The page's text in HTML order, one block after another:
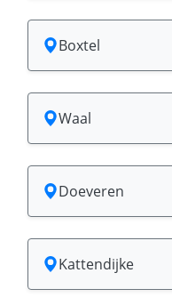
Boxtel
Waal
Doeveren
Kattendijke